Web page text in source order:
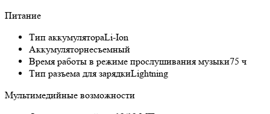
Питание
Тип аккумулятораLi-Ion
Аккумуляторнесъемный
Время работы в режиме прослушивания музыки75 ч
Тип разъема для зарядкиLightning
Мультимедийные возможности